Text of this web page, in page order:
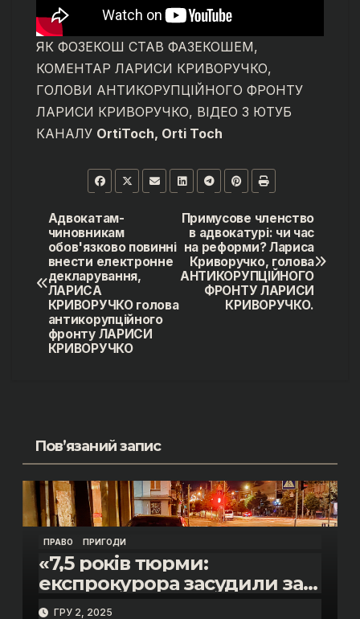
ЯК ФОЗЕКОШ СТАВ ФАЗЕКОШЕМ,
КОМЕНТАР ЛАРИСИ КРИВОРУЧКО,
ГОЛОВИ АНТИКОРУПЦІЙНОГО ФРОНТУ
ЛАРИСИ КРИВОРУЧКО, ВІДЕО З ЮТУБ
КАНАЛУ OrtiToch, Orti Toch
Навігація
записів
Примусове членство
в адвокатурі: чи час
на реформи? Лариса
Криворучко, голова
АНТИКОРУПЦІЙНОГО
ФРОНТУ ЛАРИСИ
КРИВОРУЧКО.
Адвокатам-
чиновникам
обов'язково повинні
внести електронне
декларування,
ЛАРИСА
КРИВОРУЧКО голова
антикорупційного
фронту ЛАРИСИ
КРИВОРУЧКО
Пов’язаний запис
ПРАВО ПРИГОДИ
«7,5 років тюрми:
експрокурора засудили за
смертельну п’яну ДТП»
ГРУ 2, 2025